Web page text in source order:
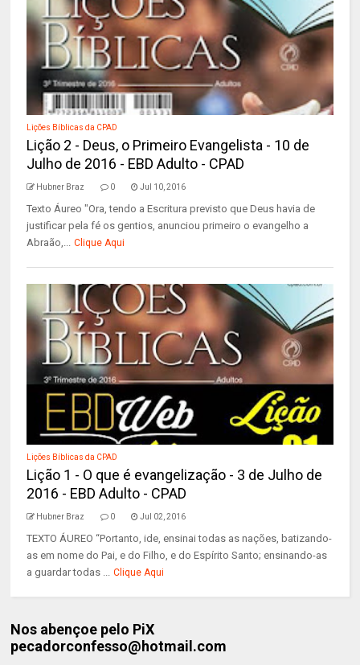
Lições Bíblicas da CPAD
Lição 2 - Deus, o Primeiro Evangelista - 10 de
Julho de 2016 - EBD Adulto - CPAD
Hubner Braz 0 Jul 10, 2016
Texto Áureo "Ora, tendo a Escritura previsto que Deus havia de
justificar pela fé os gen­tios, anunciou primeiro o evangelho a
Abraão,... Clique Aqui
Lições Bíblicas da CPAD
Lição 1 - O que é evangelização - 3 de Julho de
2016 - EBD Adulto - CPAD
Hubner Braz 0 Jul 02, 2016
TEXTO ÁUREO “Portanto, ide, ensinai todas as nações, batizando-
as em nome do Pai, e do Filho, e do Espírito Santo; ensinando-as
a guardar todas ... Clique Aqui
Nos abençoe pelo PiX
pecadorconfesso@hotmail.com